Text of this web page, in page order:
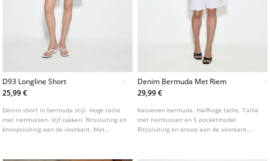
D93 Longline Short
25,99 €
Denim short in bermuda stijl. Hoge taille
met riemlussen. Vijf zakken. Ritssluiting en
knoopsluiting aan de voorkant. Met
Denim Bermuda Met Riem
29,99 €
Katoenen bermuda. Halfhoge taille. Taille
met riemlussen en 5 pocketmodel.
Ritssluiting en knoop aan de voorkant.